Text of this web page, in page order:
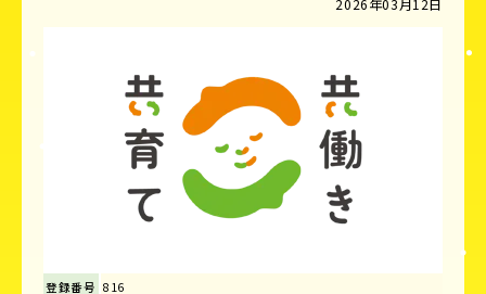
2026年03月12日
登録番号 816